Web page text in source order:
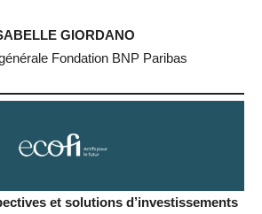
GIORDANO
Fondation BNP Paribas
et solutions d’investissements